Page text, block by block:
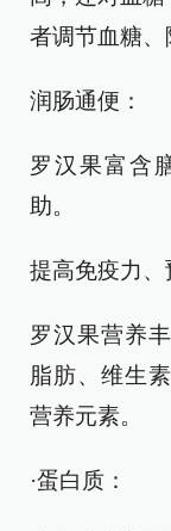
者调节血糖、
润肠通便：
罗汉果富含
助。
提高免疫力、
罗汉果营养
脂肪、维生
营养元素。
·蛋白质：